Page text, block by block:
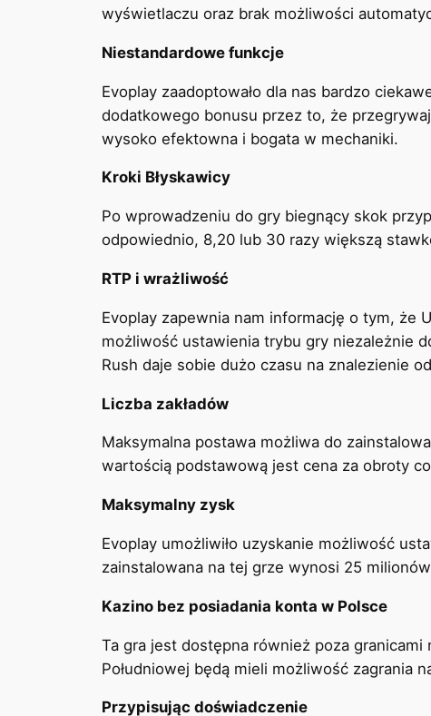
wyświetlaczu oraz brak możliwości
Niestandardowe funkcje
Evoplay zaadoptowało dla nas bardzo
dodatkowego bonusu przez to, że
wysoko efektowna i bogata w mechaniki.
Kroki Błyskawicy
Po wprowadzeniu do gry biegnący skok
odpowiednio, 8,20 lub 30 razy większą
RTP i wrażliwość
Evoplay zapewnia nam informację o tym, że
możliwość ustawienia trybu gry niezależnie
Rush daje sobie dużo czasu na znalezienie
Liczba zakładów
Maksymalna postawa możliwa do
wartością podstawową jest cena za obroty
Maksymalny zysk
Evoplay umożliwiło uzyskanie możliwość
zainstalowana na tej grze wynosi 25
Kazino bez posiadania konta w Polsce
Ta gra jest dostępna również poza
Południowej będą mieli możliwość zagrania
Przypisując doświadczenie